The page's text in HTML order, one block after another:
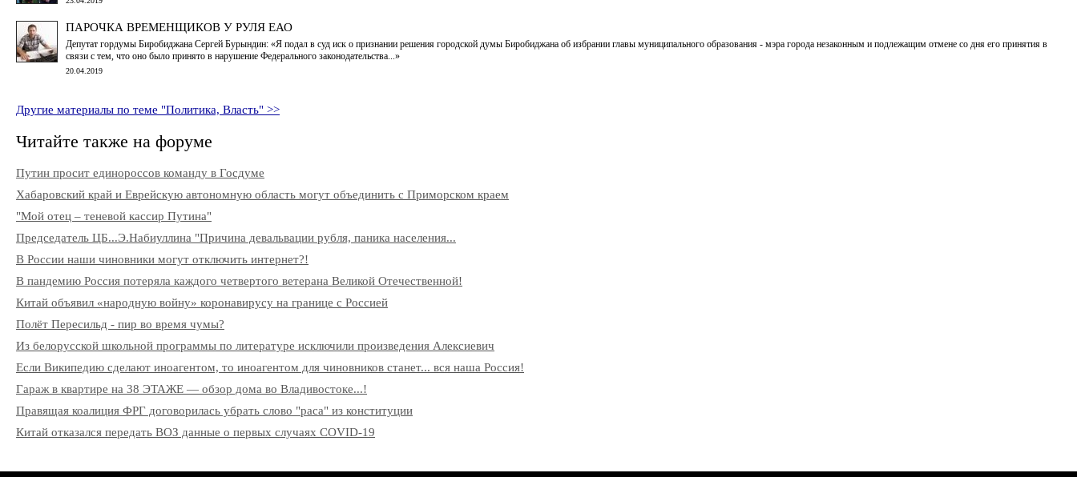
ПАРОЧКА ВРЕМЕНЩИКОВ У РУЛЯ ЕАО
Депутат гордумы Биробиджана Сергей Бурындин: «Я подал в суд иск о признании решения городской думы Биробиджана об избрании главы муниципального образования - мэра города незаконным и подлежащим отмене со дня его принятия в
связи с тем, что оно было принято в нарушение Федерального законодательства...»
20.04.2019
Другие материалы по теме "Политика, Власть" >>
Читайте также на форуме
Путин просит единороссов команду в Госдуме
Хабаровский край и Еврейскую автономную область могут объединить с Приморском краем
"Мой отец – теневой кассир Путина"
Председатель ЦБ...Э.Набиуллина "Причина девальвации рубля, паника населения...
В России наши чиновники могут отключить интернет?!
В пандемию Россия потеряла каждого четвертого ветерана Великой Отечественной!
Китай объявил «народную войну» коронавирусу на границе с Россией
Полёт Пересильд - пир во время чумы?
Из белорусской школьной программы по литературе исключили произведения Алексиевич
Если Википедию сделают иноагентом, то иноагентом для чиновников станет... вся наша Россия!
Гараж в квартире на 38 ЭТАЖЕ — обзор дома во Владивостоке...!
Правящая коалиция ФРГ договорилась убрать слово "раса" из конституции
Китай отказался передать ВОЗ данные о первых случаях COVID-19